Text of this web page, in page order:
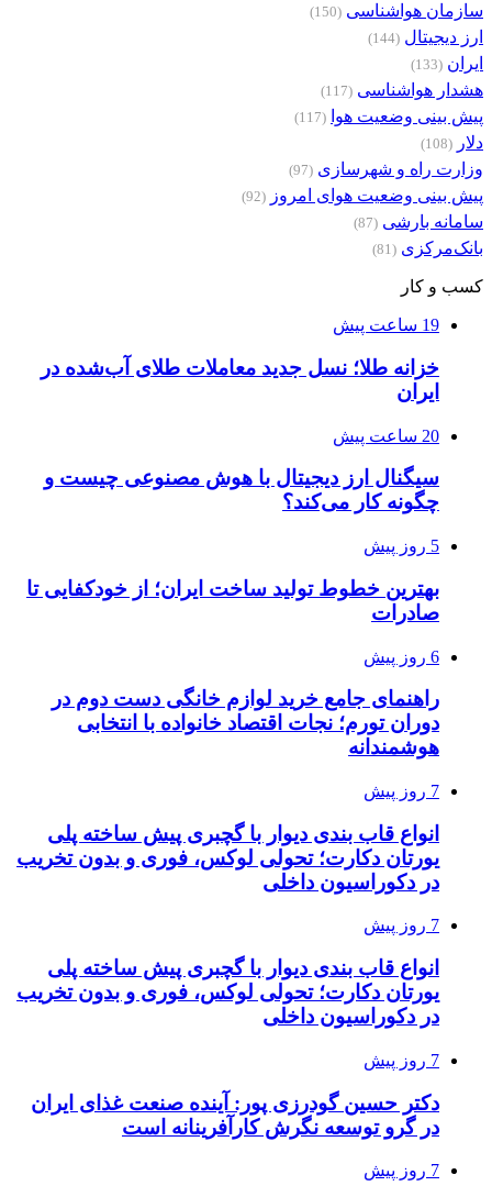
سازمان هواشناسی (150)
ارز دیجیتال (144)
ایران (133)
هشدار هواشناسی (117)
پیش بینی وضعیت هوا (117)
دلار (108)
وزارت راه و شهرسازی (97)
پیش بینی وضعیت هوای امروز (92)
سامانه بارشی (87)
بانک‌مرکزی (81)
کسب و کار
19 ساعت پیش
خزانه طلا؛ نسل جدید معاملات طلای آب‌شده در
ایران
20 ساعت پیش
سیگنال ارز دیجیتال با هوش مصنوعی چیست و
چگونه کار می‌کند؟
5 روز پیش
بهترین خطوط تولید ساخت ایران؛ از خودکفایی تا
صادرات
6 روز پیش
راهنمای جامع خرید لوازم خانگی دست دوم در
دوران تورم؛ نجات اقتصاد خانواده با انتخابی
هوشمندانه
7 روز پیش
انواع قاب بندی دیوار با گچبری پیش ساخته پلی
یورتان دکارت؛ تحولی لوکس، فوری و بدون تخریب
در دکوراسیون داخلی
7 روز پیش
انواع قاب بندی دیوار با گچبری پیش ساخته پلی
یورتان دکارت؛ تحولی لوکس، فوری و بدون تخریب
در دکوراسیون داخلی
7 روز پیش
دکتر حسین گودرزی پور: آینده صنعت غذای ایران
در گرو توسعه نگرش کارآفرینانه است
7 روز پیش